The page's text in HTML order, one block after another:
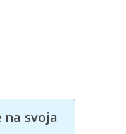
na svoja